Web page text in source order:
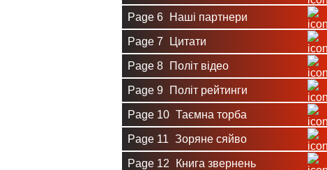
Page 6 Наші партнери
Page 7 Цитати
Page 8 Політ відео
Page 9 Політ рейтинги
Page 10 Таємна торба
Page 11 Зоряне сяйво
Page 12 Книга звернень